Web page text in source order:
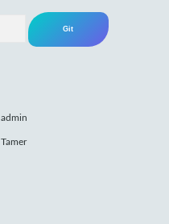
admin
Tamer